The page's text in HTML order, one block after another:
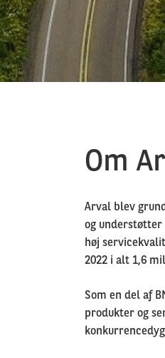
Om
Arval blev
og understøtter
høj
2022 i alt 1,6
Som en del af
produkter og